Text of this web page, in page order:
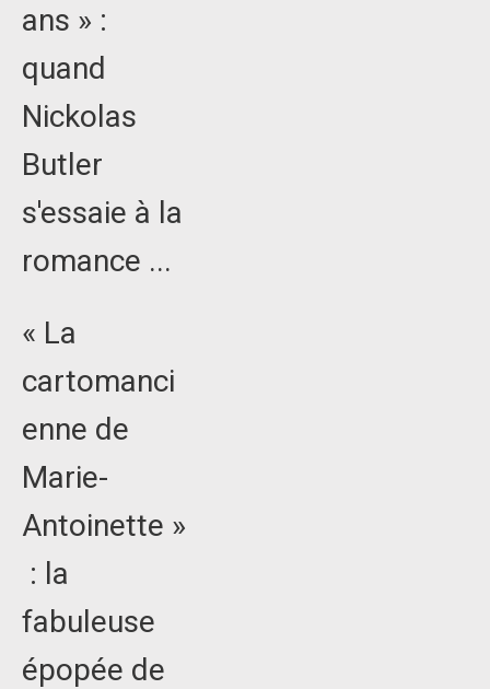
ans » :
quand
Nickolas
Butler
s'essaie à la
romance ...
« La
cartomanci
enne de
Marie-
Antoinette »
: la
fabuleuse
épopée de